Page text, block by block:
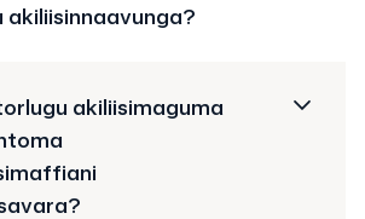
akiliisinnaavunga?
akiliisimaguma